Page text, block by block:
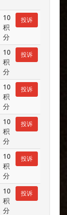
10
积
分
投诉
10
积
分
投诉
10
积
分
投诉
10
积
分
投诉
10
积
分
投诉
10
积
分
投诉